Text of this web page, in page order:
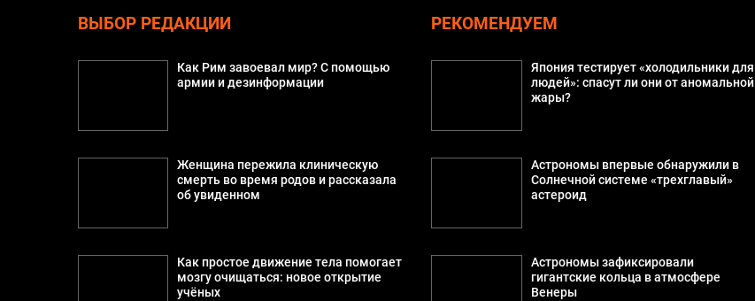
ВЫБОР РЕДАКЦИИ
Как Рим завоевал мир? С помощью
армии и дезинформации
Женщина пережила клиническую
смерть во время родов и рассказала
об увиденном
Как простое движение тела помогает
мозгу очищаться: новое открытие
учёных
РЕКОМЕНДУЕМ
Япония тестирует «холодильники для
людей»: спасут ли они от аномальной
жары?
Астрономы впервые обнаружили в
Солнечной системе «трехглавый»
астероид
Астрономы зафиксировали
гигантские кольца в атмосфере
Венеры